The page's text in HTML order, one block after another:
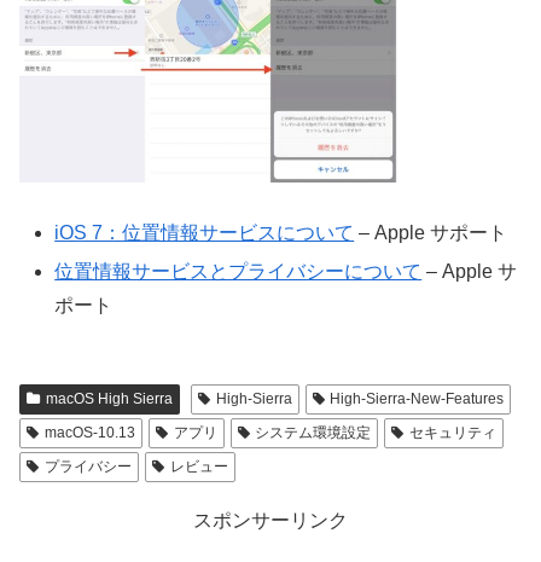
iOS 7：位置情報サービスについて – Apple サポート
位置情報サービスとプライバシーについて – Apple サ
ポート
macOS High Sierra High-Sierra
High-Sierra-New-Features
macOS-10.13
アプリ システム環境設定
セキュリティ
プライバシー
レビュー
スポンサーリンク